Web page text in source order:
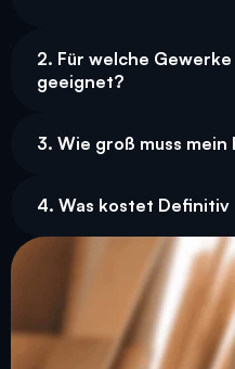
2. Für welche
geeignet?
3. Wie groß muss
4. Was kostet Definitiv